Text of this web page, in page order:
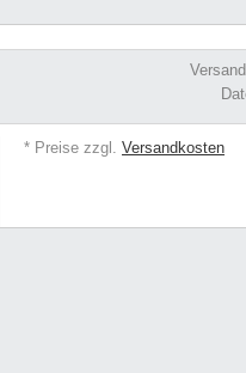
* Preise zzgl. Versandkosten